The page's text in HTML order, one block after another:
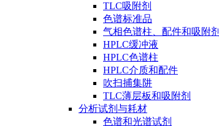
TLC吸附剂
色谱标准品
气相色谱柱、配件和吸附剂
HPLC缓冲液
HPLC色谱柱
HPLC介质和配件
吹扫捕集阱
TLC薄层板和吸附剂
分析试剂与耗材
色谱和光谱试剂